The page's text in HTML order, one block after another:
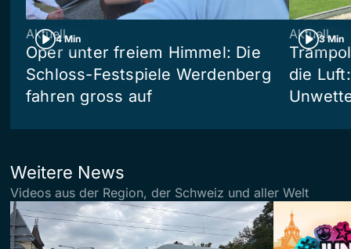
4 Min
Aktuell
Oper unter freiem Himmel: Die
Schloss-Festspiele Werdenberg
fahren gross auf
3 Min
Aktuell
die
Weitere News
Videos aus der Region, der Schweiz und aller Welt